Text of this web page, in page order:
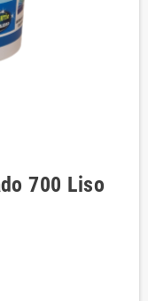
700 Liso